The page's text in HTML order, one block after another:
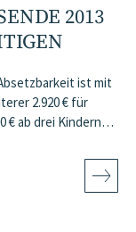
2013 –
ist mit
2.920 € für
€ ab drei Kindern…